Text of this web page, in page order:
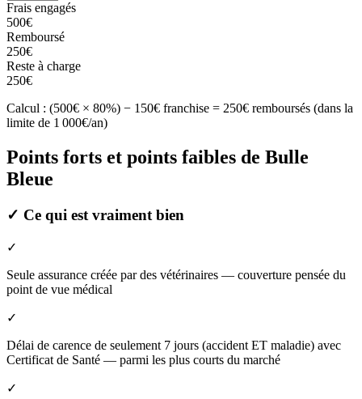
Frais engagés
500€
Remboursé
250€
Reste à charge
250€
Calcul : (500€ × 80%) − 150€ franchise = 250€ remboursés (dans la
limite de 1 000€/an)
Points forts et points faibles de Bulle
Bleue
✓ Ce qui est vraiment bien
✓
Seule assurance créée par des vétérinaires — couverture pensée du
point de vue médical
✓
Délai de carence de seulement 7 jours (accident ET maladie) avec
Certificat de Santé — parmi les plus courts du marché
✓